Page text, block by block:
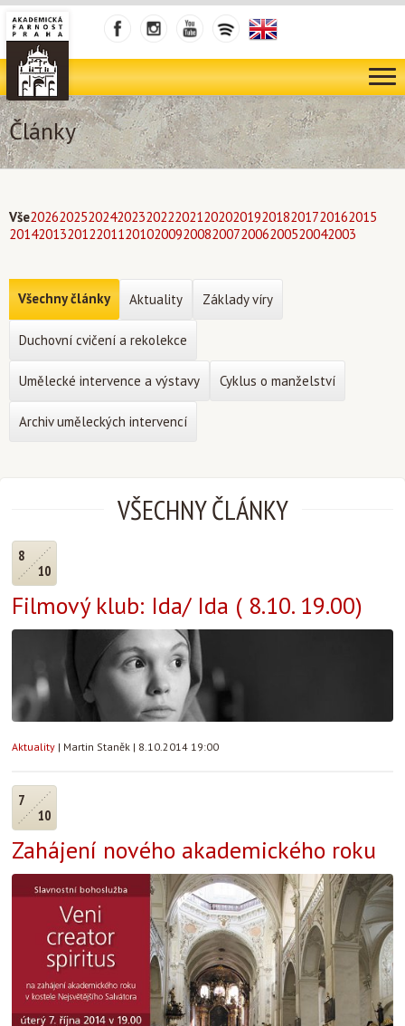
Články
Vše202620252024202320222021202020192018201720162015
201420132012201120102009200820072006200520042003
VŠECHNY ČLÁNKY
8
10
Filmový klub: Ida/ Ida ( 8.10. 19.00)
Aktuality | Martin Staněk | 8.10.2014 19:00
7
10
Zahájení nového akademického roku
Všechny články Aktuality Základy víry
Duchovní cvičení a rekolekce
Umělecké intervence a výstavy Cyklus o manželství
Archiv uměleckých intervencí